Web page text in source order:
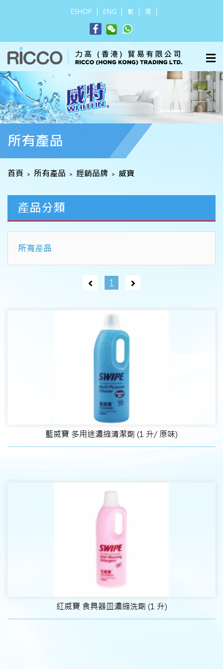
ESHOP ENG 繁 简
所有產品
首頁 > 所有產品 > 經銷品牌 > 威寶
產品分類
所有產品
1
藍威寶 多用途濃縮清潔劑 (1 升/ 原味)
紅威寶 食具器皿濃縮洗劑 (1 升)